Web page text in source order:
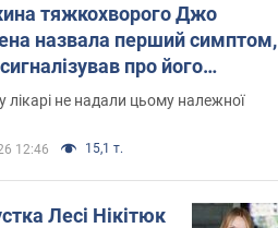
тяжкохворого Джо
назвала перший симптом,
про його
рак
лікарі не надали цьому належної
12:46 15,1 т.
Лесі Нікітюк